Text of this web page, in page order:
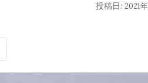
投稿日: 2021